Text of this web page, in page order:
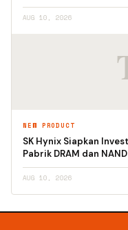
AUG 10, 2026
NEW PRODUCT
SK Hynix Siapkan
Pabrik DRAM dan
AUG 10, 2026